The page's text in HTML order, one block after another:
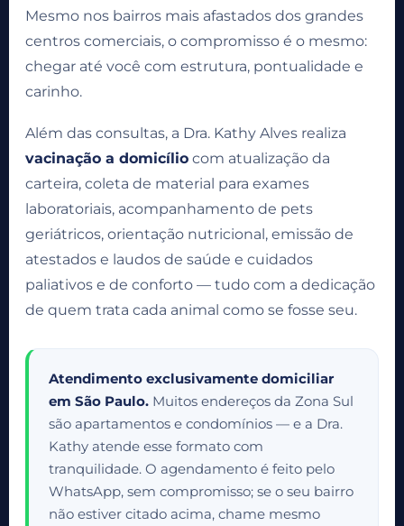
Mesmo nos bairros mais afastados dos grandes
centros comerciais, o compromisso é o mesmo:
chegar até você com estrutura, pontualidade e
carinho.
Além das consultas, a Dra. Kathy Alves realiza
vacinação a domicílio com atualização da
carteira, coleta de material para exames
laboratoriais, acompanhamento de pets
geriátricos, orientação nutricional, emissão de
atestados e laudos de saúde e cuidados
paliativos e de conforto — tudo com a dedicação
de quem trata cada animal como se fosse seu.
Atendimento exclusivamente domiciliar
em São Paulo. Muitos endereços da Zona Sul
são apartamentos e condomínios — e a Dra.
Kathy atende esse formato com
tranquilidade. O agendamento é feito pelo
WhatsApp, sem compromisso; se o seu bairro
não estiver citado acima, chame mesmo